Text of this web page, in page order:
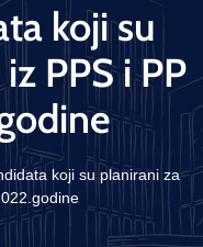
koji su
PPS i PP
koji su planirani za